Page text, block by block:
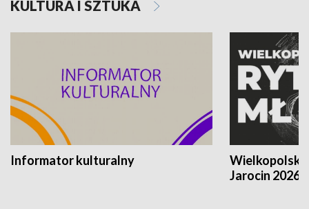
KULTURA I SZTUKA
Informator kulturalny
Jarocin 2026